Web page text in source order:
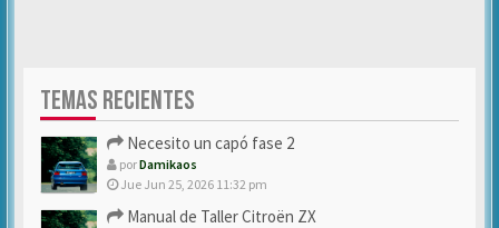
TEMAS RECIENTES
Necesito un capó fase 2
porDamikaos
Jue Jun 25, 2026 11:32 pm
Manual de Taller Citroën ZX